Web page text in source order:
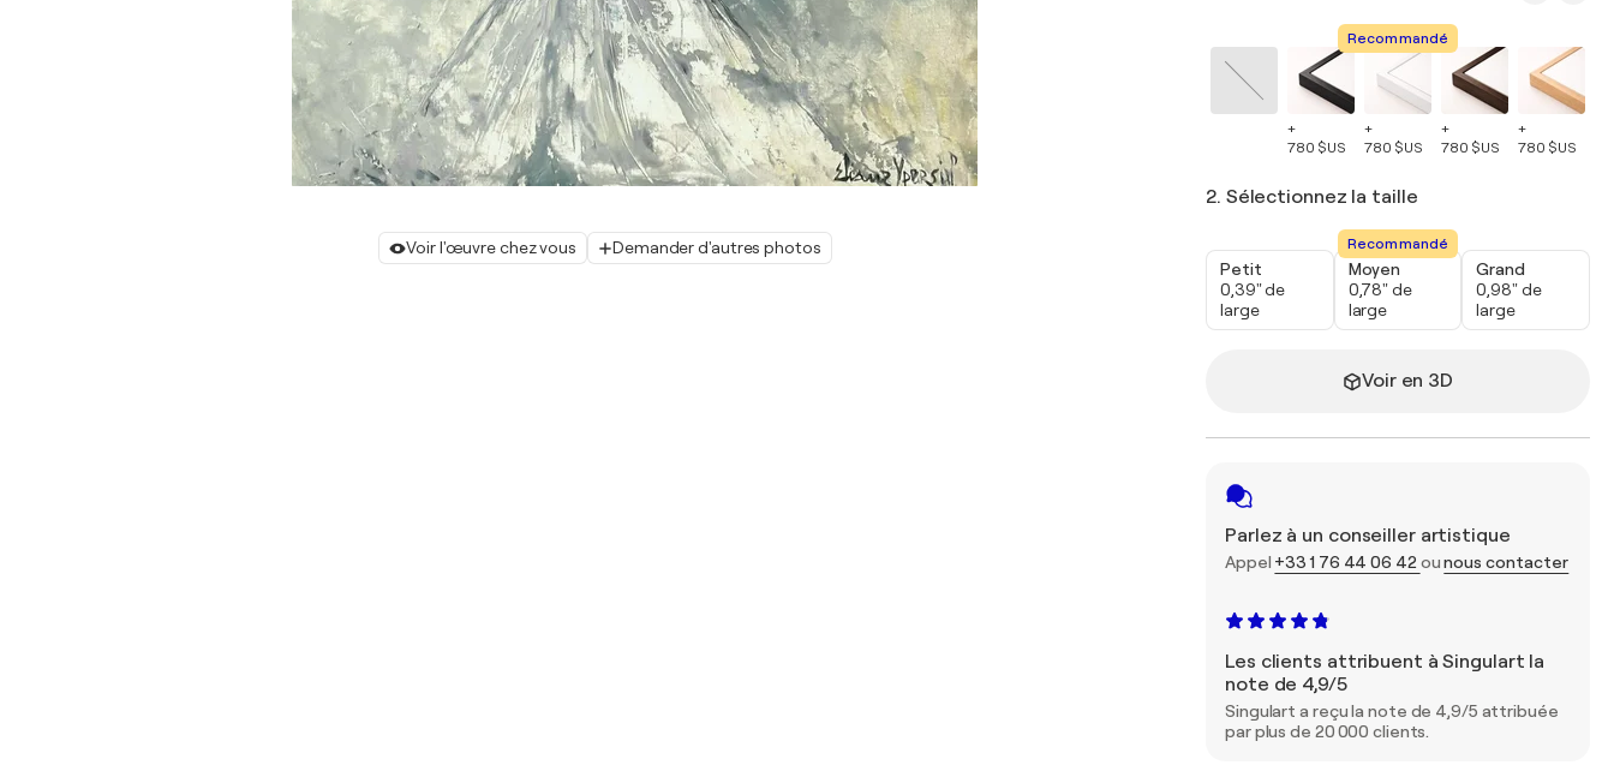
Voir l'œuvre chez vous Demander d'autres photos
+
780 $US
Recommandé
+
780 $US
+
780 $US
+
780 $US
2. Sélectionnez la taille
Petit
0,39" de
large
Recommandé
Moyen
0,78" de
large
Grand
0,98" de
large
Voir en 3D
Parlez à un conseiller artistique
Appel +33 1 76 44 06 42 ounous contacter
Les clients attribuent à Singulart la
note de 4,9/5
Singulart a reçu la note de 4,9/5 attribuée
par plus de 20 000 clients.